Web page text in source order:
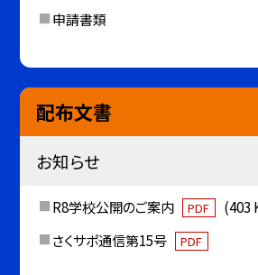
申請書類
配布文書
お知らせ
R8学校公開のご案内 PDF
(403
さくサポ通信第15号
PDF